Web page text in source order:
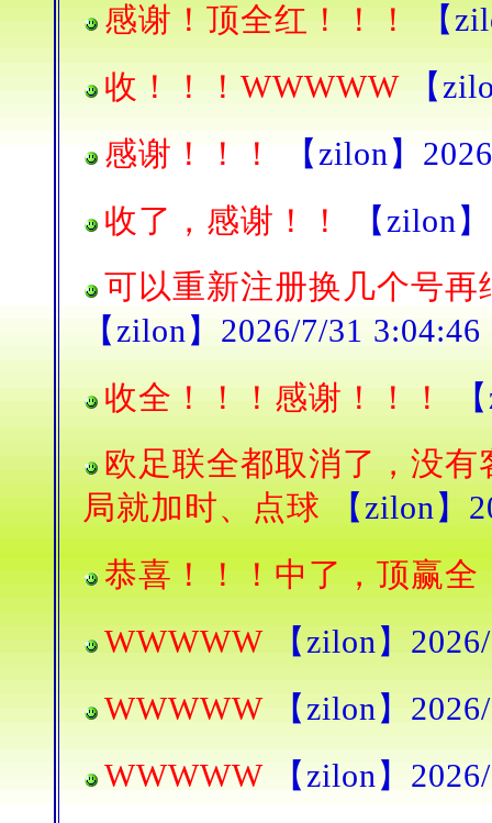
感谢！顶全红！！！
【
收！！！WWWWW
【
感谢！！！
【zilon】
收了，感谢！！
【zilon
可以重新注册换几个号
【zilon】2026/7/31 3:04:46
收全！！！感谢！！！
欧足联全都取消了，没
局就加时、点球
【zilon】
恭喜！！！中了，顶赢全
WWWWW
【zilon】
WWWWW
【zilon】
WWWWW
【zilon】